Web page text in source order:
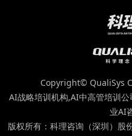
Copyright© QualiSys
AI战略培训机构,AI中高管培训
业AI
版权所有：科理咨询（深圳）股